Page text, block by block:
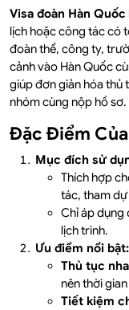
Visa đoàn Hàn Quốc
lịch hoặc công tác có
đoàn thể, công ty,
cảnh vào Hàn Quốc
giúp đơn giản hóa thủ
nhóm cùng nộp hồ sơ.
Đặc Điểm
Mục đích sử
Thích hợp
tác, tham
Chỉ áp dụng
lịch trình.
Ưu điểm nổi bật:
Thủ tục
nên thời
Tiết kiệm